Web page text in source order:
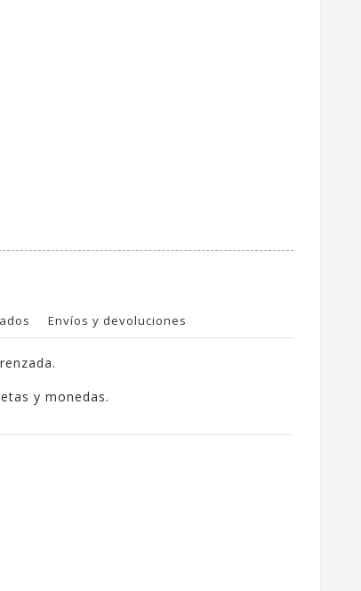
Envíos y devoluciones
y monedas.